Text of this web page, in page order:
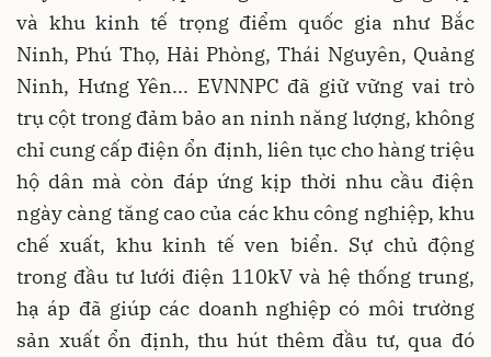
và khu kinh tế trọng điểm quốc gia như Bắc
Ninh, Phú Thọ, Hải Phòng, Thái Nguyên, Quảng
Ninh, Hưng Yên... EVNNPC đã giữ vững vai trò
trụ cột trong đảm bảo an ninh năng lượng, không
chỉ cung cấp điện ổn định, liên tục cho hàng triệu
hộ dân mà còn đáp ứng kịp thời nhu cầu điện
ngày càng tăng cao của các khu công nghiệp, khu
chế xuất, khu kinh tế ven biển. Sự chủ động
trong đầu tư lưới điện 110kV và hệ thống trung,
hạ áp đã giúp các doanh nghiệp có môi trường
sản xuất ổn định, thu hút thêm đầu tư, qua đó